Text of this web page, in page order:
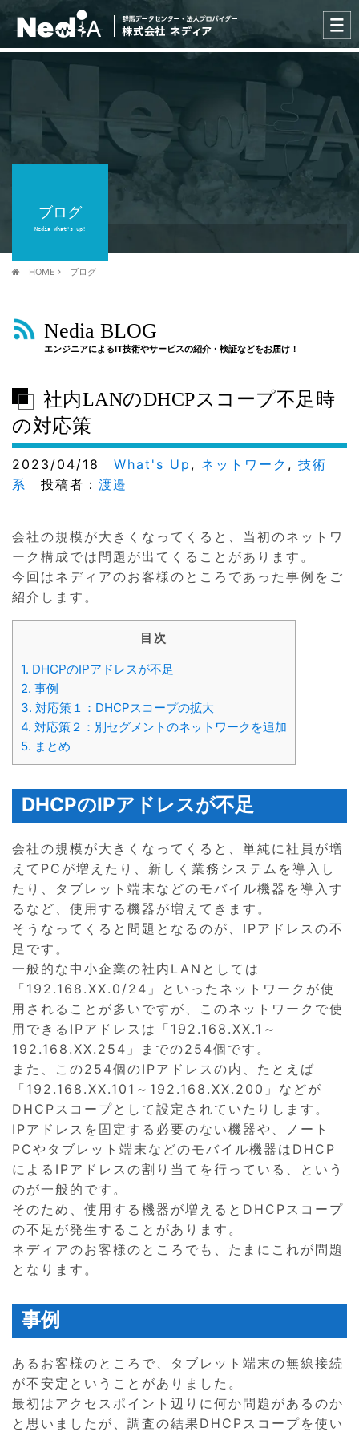
ブログ
Nedia What's up!
HOME ブログ
Nedia BLOG
エンジニアによるIT技術やサービスの紹介・検証などをお届け！
社内LANのDHCPスコープ不足時
の対応策
2023/04/18 What's Up , ネットワーク , 技術
系 投稿者： 渡邉
会社の規模が大きくなってくると、当初のネットワ
ーク構成では問題が出てくることがあります。
今回はネディアのお客様のところであった事例をご
紹介します。
目次
1. DHCPのIPアドレスが不足
2. 事例
3. 対応策１：DHCPスコープの拡大
4. 対応策２：別セグメントのネットワークを追加
5. まとめ
DHCPのIPアドレスが不足
会社の規模が大きくなってくると、単純に社員が増
えてPCが増えたり、新しく業務システムを導入し
たり、タブレット端末などのモバイル機器を導入す
るなど、使用する機器が増えてきます。
そうなってくると問題となるのが、IPアドレスの不
足です。
一般的な中小企業の社内LANとしては
「192.168.XX.0/24」といったネットワークが使
用されることが多いですが、このネットワークで使
用できるIPアドレスは「192.168.XX.1～
192.168.XX.254」までの254個です。
また、この254個のIPアドレスの内、たとえば
「192.168.XX.101～192.168.XX.200」などが
DHCPスコープとして設定されていたりします。
IPアドレスを固定する必要のない機器や、ノート
PCやタブレット端末などのモバイル機器はDHCP
によるIPアドレスの割り当てを行っている、という
のが一般的です。
そのため、使用する機器が増えるとDHCPスコープ
の不足が発生することがあります。
ネディアのお客様のところでも、たまにこれが問題
となります。
事例
あるお客様のところで、タブレット端末の無線接続
が不安定ということがありました。
最初はアクセスポイント辺りに何か問題があるのか
と思いましたが、調査の結果DHCPスコープを使い